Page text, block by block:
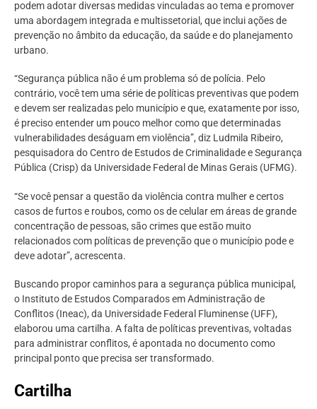
podem adotar diversas medidas vinculadas ao tema e promover
uma abordagem integrada e multissetorial, que inclui ações de
prevenção no âmbito da educação, da saúde e do planejamento
urbano.
“Segurança pública não é um problema só de polícia. Pelo
contrário, você tem uma série de políticas preventivas que podem
e devem ser realizadas pelo município e que, exatamente por isso,
é preciso entender um pouco melhor como que determinadas
vulnerabilidades deságuam em violência”, diz Ludmila Ribeiro,
pesquisadora do Centro de Estudos de Criminalidade e Segurança
Pública (Crisp) da Universidade Federal de Minas Gerais (UFMG).
“Se você pensar a questão da violência contra mulher e certos
casos de furtos e roubos, como os de celular em áreas de grande
concentração de pessoas, são crimes que estão muito
relacionados com políticas de prevenção que o município pode e
deve adotar”, acrescenta.
Buscando propor caminhos para a segurança pública municipal,
o Instituto de Estudos Comparados em Administração de
Conflitos (Ineac), da Universidade Federal Fluminense (UFF),
elaborou uma cartilha. A falta de políticas preventivas, voltadas
para administrar conflitos, é apontada no documento como
principal ponto que precisa ser transformado.
Cartilha